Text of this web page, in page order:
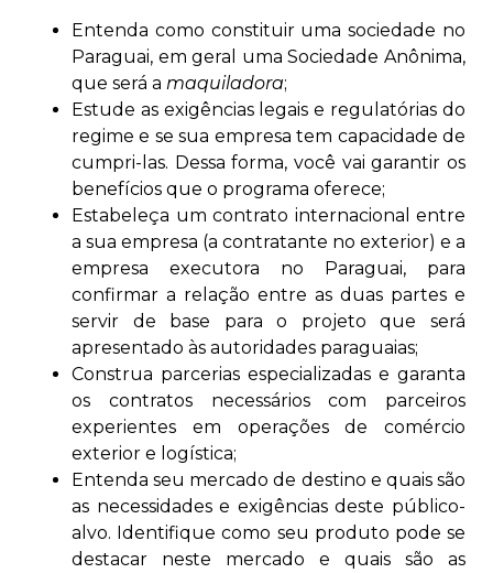
Entenda como constituir uma sociedade no
Paraguai, em geral uma Sociedade Anônima,
que será a maquiladora;
Estude as exigências legais e regulatórias do
regime e se sua empresa tem capacidade de
cumpri-las. Dessa forma, você vai garantir os
benefícios que o programa oferece;
Estabeleça um contrato internacional entre
a sua empresa (a contratante no exterior) e a
empresa executora no Paraguai, para
confirmar a relação entre as duas partes e
servir de base para o projeto que será
apresentado às autoridades paraguaias;
Construa parcerias especializadas e garanta
os contratos necessários com parceiros
experientes em operações de comércio
exterior e logística;
Entenda seu mercado de destino e quais são
as necessidades e exigências deste público-
alvo. Identifique como seu produto pode se
destacar neste mercado e quais são as